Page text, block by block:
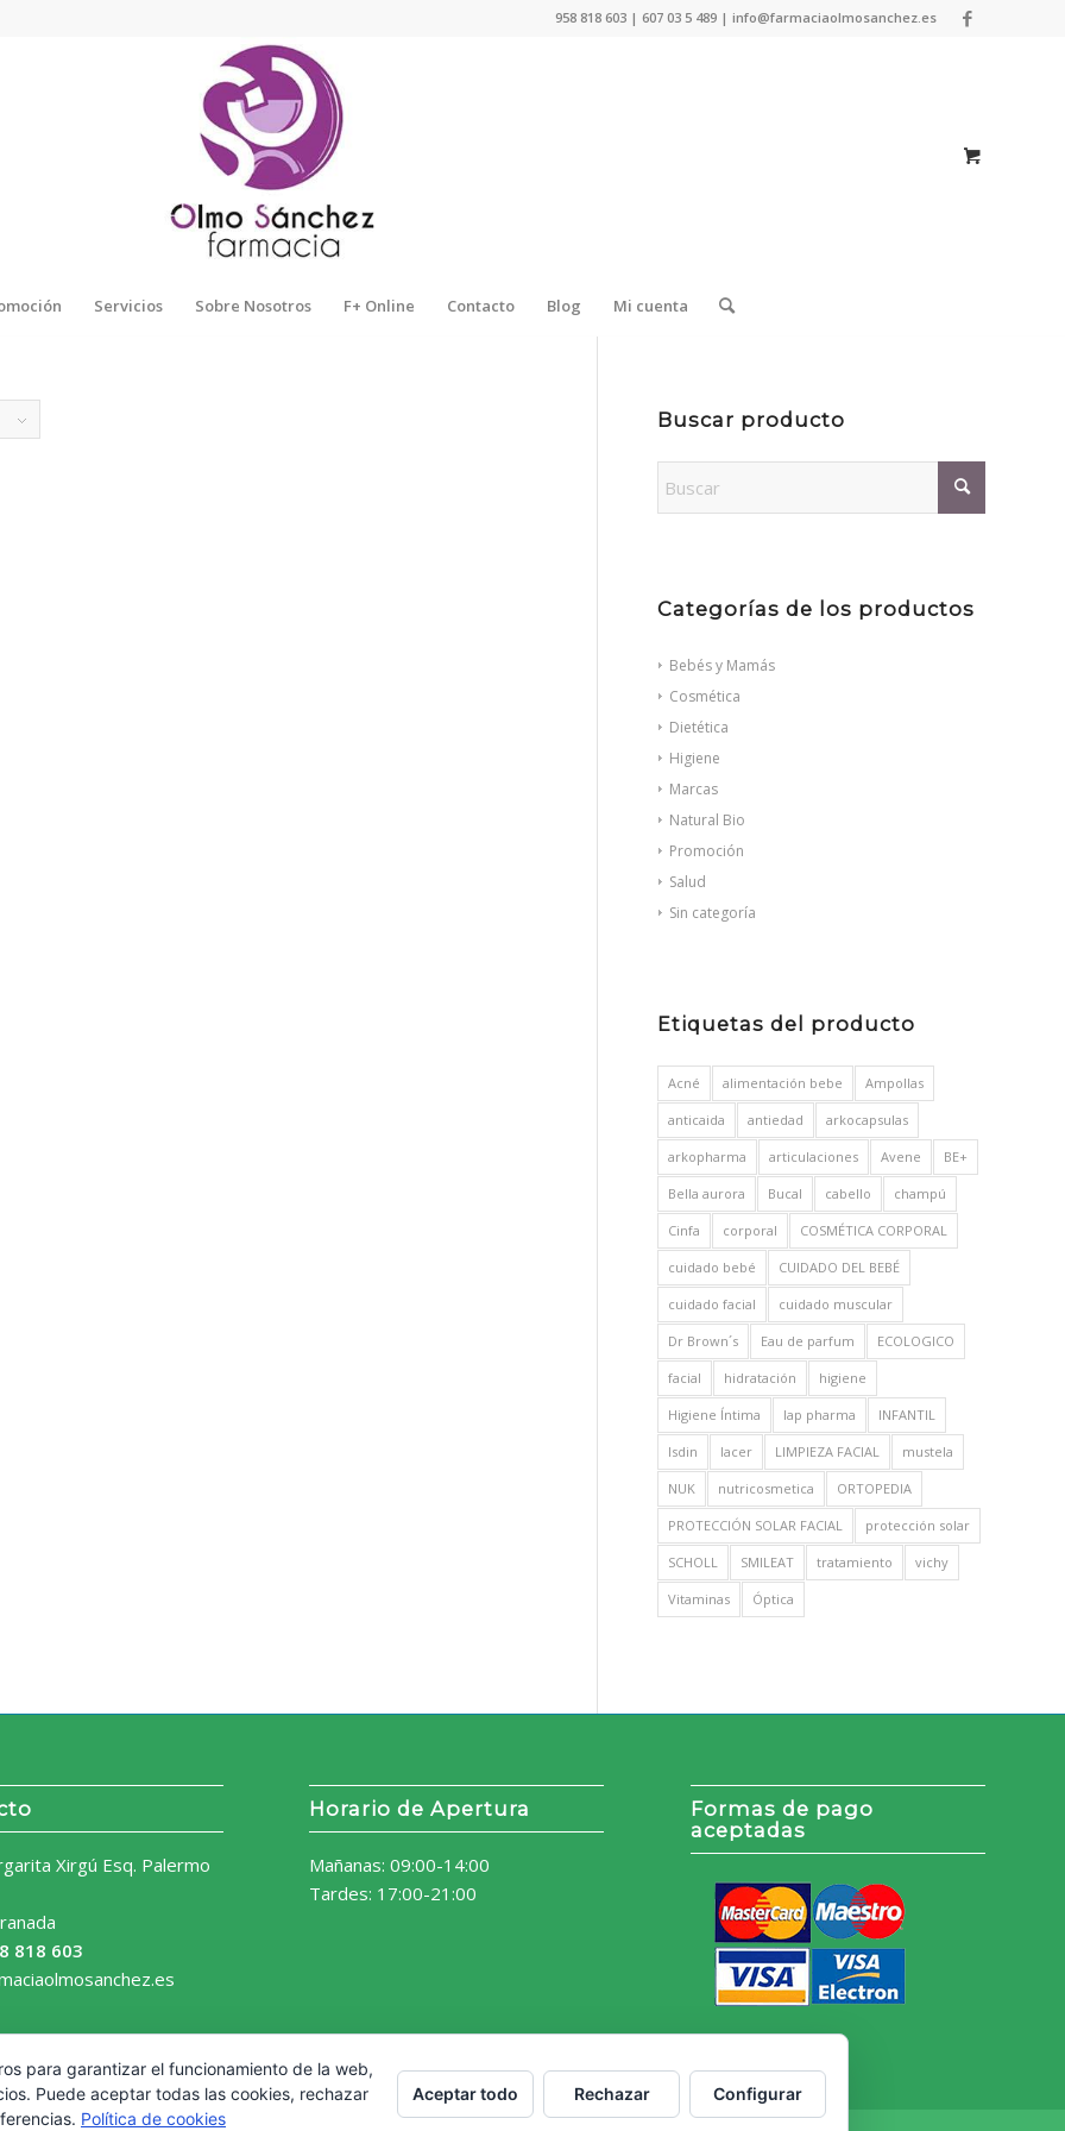
958 818 603 | 607 03 5 489 | info@farmaciaolmosanchez.es
Servicios Sobre Nosotros F+ Online Contacto Blog Mi cuenta
Buscar producto
Categorías de los productos
Bebés y Mamás
Cosmética
Dietética
Higiene
Marcas
Natural Bio
Promoción
Salud
Sin categoría
Etiquetas del producto
Acné alimentación bebe Ampollas
anticaida antiedad arkocapsulas
arkopharma articulaciones Avene BE+
Bella aurora Bucal cabello champú
Cinfa corporal COSMÉTICA CORPORAL
cuidado bebé CUIDADO DEL BEBÉ
cuidado facial cuidado muscular
Dr Brown´s Eau de parfum ECOLOGICO
facial hidratación higiene
Higiene Íntima Iap pharma INFANTIL
Isdin lacer LIMPIEZA FACIAL mustela
NUK nutricosmetica ORTOPEDIA
PROTECCIÓN SOLAR FACIAL protección solar
SCHOLL SMILEAT tratamiento vichy
Vitaminas Óptica
Xirgú Esq. Palermo
818 603
Horario de Apertura
Mañanas: 09:00-14:00
Tardes: 17:00-21:00
Formas de pago
aceptadas
para garantizar el funcionamiento de la web,
Puede aceptar todas las cookies, rechazar
Política de cookies
Aceptar todo Rechazar Configurar